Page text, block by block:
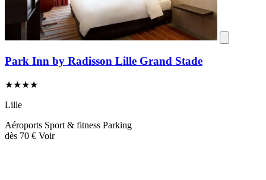
Park Inn by Radisson Lille Grand Stade
★★★★
Lille
Aéroports Sport & fitness Parking
dès 70 € Voir